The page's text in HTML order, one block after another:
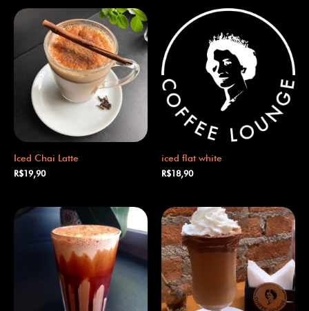
Iced Chai Latte
R$19,90
iced flat white
R$18,90